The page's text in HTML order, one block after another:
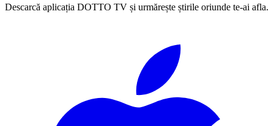
Descarcă aplicația DOTTO TV și urmărește știrile oriunde te-ai afla.